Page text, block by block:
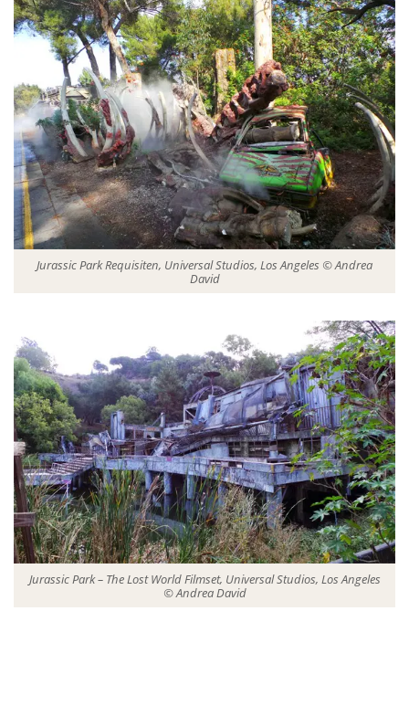
Jurassic Park Requisiten, Universal Studios, Los Angeles © Andrea
David
Jurassic Park – The Lost World Filmset, Universal Studios, Los Angeles
© Andrea David